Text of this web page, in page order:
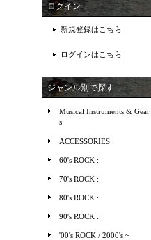
ログイン
新規登録はこちら
ログインはこちら
ジャンル別で探す
Musical Instruments & Gear
s
ACCESSORIES
60's ROCK :
70's ROCK :
80's ROCK :
90's ROCK :
'00's ROCK / 2000's ~